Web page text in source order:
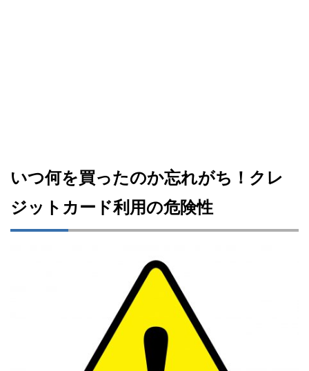
いつ何を買ったのか忘れがち！クレ
ジットカード利用の危険性